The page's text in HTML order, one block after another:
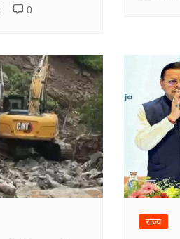
0
राज्य